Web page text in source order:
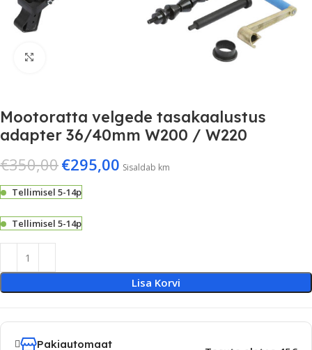
Mootoratta velgede tasakaalustus
adapter 36/40mm W200 / W220
€350,00€295,00 Sisaldab km
Tellimisel 5-14p
Tellimisel 5-14p
Lisa Korvi
Pakiautomaat